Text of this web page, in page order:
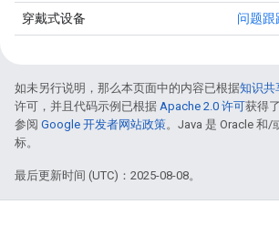
穿戴式设备 问题跟
如未另行说明，那么本页面中的内容已根据知识共
许可，并且代码示例已根据 Apache 2.0 许可获得
参阅 Google 开发者网站政策。Java 是 Oracle 和/
标。
最后更新时间 (UTC)：2025-08-08。